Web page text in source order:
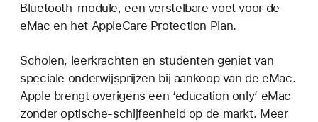
Bluetooth-module, een verstelbare voet voor de
eMac en het AppleCare Protection Plan.
Scholen, leerkrachten en studenten geniet van
speciale onderwijsprijzen bij aankoop van de eMac.
Apple brengt overigens een ‘education only’ eMac
zonder optische-schijfeenheid op de markt. Meer